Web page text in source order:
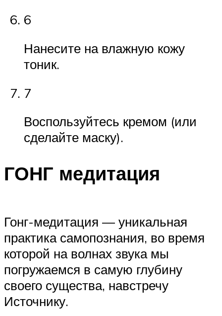
6
Нанесите на влажную кожу
тоник.
7
Воспользуйтесь кремом (или
сделайте маску).
ГОНГ медитация
Гонг-медитация — уникальная
практика самопознания, во время
которой на волнах звука мы
погружаемся в самую глубину
своего существа, навстречу
Источнику.